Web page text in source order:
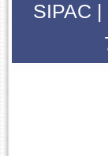
SIPAC